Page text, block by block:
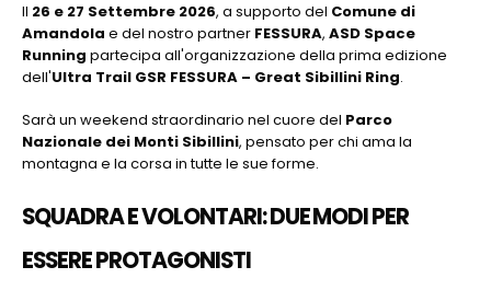
Il 26 e 27 Settembre 2026, a supporto del Comune di
Amandola e del nostro partner FESSURA, ASD Space
Running partecipa all'organizzazione della prima edizione
dell'Ultra Trail GSR FESSURA – Great Sibillini Ring.
Sarà un weekend straordinario nel cuore del Parco
Nazionale dei Monti Sibillini, pensato per chi ama la
montagna e la corsa in tutte le sue forme.
SQUADRA E VOLONTARI: DUE MODI PER
ESSERE PROTAGONISTI